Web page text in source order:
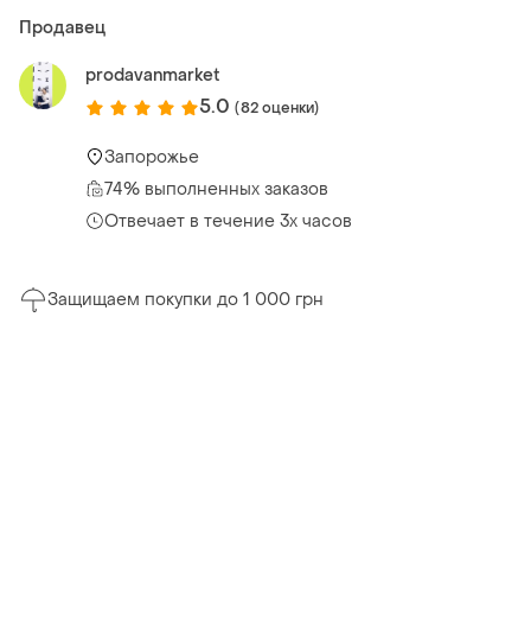
Продавец
prodavanmarket
5.0 (82 оценки)
Запорожье
74% выполненных заказов
Отвечает в течение 3х часов
Защищаем покупки до 1 000 грн